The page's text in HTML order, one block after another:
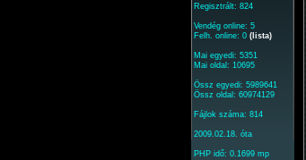
Regisztrált: 824
Vendég online: 5
Felh. online: 0 (lista)
Mai egyedi: 5351
Mai oldal: 10695
Össz egyedi: 5989641
Össz oldal: 60974129
Fájlok száma: 814
2009.02.18. óta
PHP idő: 0.1699 mp